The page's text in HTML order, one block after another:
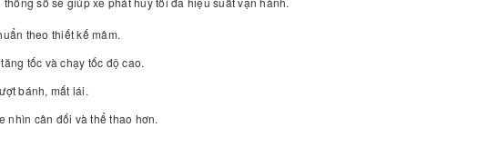
theo thiết kế mâm.
tốc và chạy tốc độ cao.
bánh, mất lái.
nhìn cân đối và thể thao hơn.